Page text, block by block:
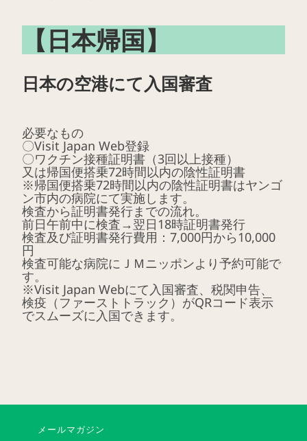
【日本帰国】
日本の空港にて入国審査
必要なもの
〇Visit Japan Web登録
〇ワクチン接種証明書（3回以上接種）
又は帰国便搭乗72時間以内の陰性証明書
※帰国便搭乗72時間以内の陰性証明書はヤンゴ
ン市内の病院にて実施します。
検査から証明書発行までの流れ。
前日午前中に検査→翌日18時証明書発行
検査及び証明書発行費用：7,000円から10,000
円
検査可能な病院にＪＭニッポンより予約可能で
す。
※Visit Japan Webにて入国審査、税関申告、
検疫（ファーストトラック）がQRコード表示
でスムーズに入国できます。
メールマガジン